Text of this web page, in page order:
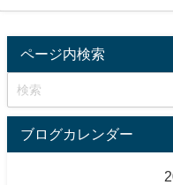
ページ内検索
ブログカレンダー